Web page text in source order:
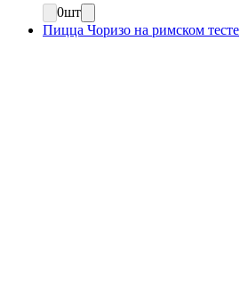
0шт
Пицца Чоризо на римском тесте